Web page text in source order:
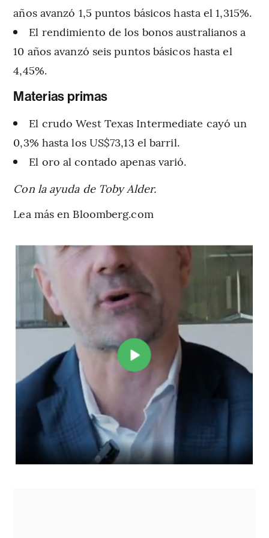
años avanzó 1,5 puntos básicos hasta el 1,315%.
El rendimiento de los bonos australianos a
10 años avanzó seis puntos básicos hasta el
4,45%.
Materias primas
El crudo West Texas Intermediate cayó un
0,3% hasta los US$73,13 el barril.
El oro al contado apenas varió.
Con la ayuda de Toby Alder.
Lea más en Bloomberg.com